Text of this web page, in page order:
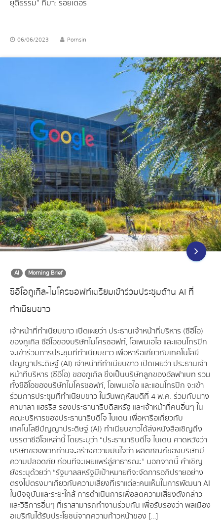
ยุติธรรม” ที่มา: รอยเตอร์
06/06/2023 Pornsin
AI Morning Brief
ซีอีโอกูเกิล-ไมโครซอฟท์เตรียมเข้าร่วมประชุมด้าน AI ที่
ทำเนียบขาว
เจ้าหน้าที่ทำเนียบขาว เปิดเผยว่า ประธานเจ้าหน้าที่บริหาร (ซีอีโอ)
ของกูเกิล ซีอีโอของบริษัทไมโครซอฟท์, โอเพนเอไอ และแอนโทรปิก
จะเข้าร่วมการประชุมที่ทำเนียบขาว เพื่อหารือเกี่ยวกับเทคโนโลยี
ปัญญาประดิษฐ์ (AI) เจ้าหน้าที่ทำเนียบขาว เปิดเผยว่า ประธานเจ้า
หน้าที่บริหาร (ซีอีโอ) ของกูเกิล ซึ่งเป็นบริษัทลูกของอัลฟาเบท รวม
ทั้งซีอีโอของบริษัทไมโครซอฟท์, โอเพนเอไอ และแอนโทรปิก จะเข้า
ร่วมการประชุมที่ทำเนียบขาว ในวันพฤหัสบดีที่ 4 พ.ค. ร่วมกับนาง
คามาลา แฮร์ริส รองประธานาธิบดีสหรัฐ และเจ้าหน้าที่คนอื่นๆ ใน
คณะบริหารของประธานาธิบดีโจ ไบเดน เพื่อหารือเกี่ยวกับ
เทคโนโลยีปัญญาประดิษฐ์ (AI) ทำเนียบขาวได้ส่งหนังสือเชิญถึง
บรรดาซีอีโอเหล่านี้ โดยระบุว่า “ประธานาธิบดีโจ ไบเดน คาดหวังว่า
บริษัทของพวกท่านจะสร้างความมั่นใจว่า ผลิตภัณฑ์ของบริษัทมี
ความปลอดภัย ก่อนที่จะเผยแพร่สู่สาธารณะ” นอกจากนี้ คำเชิญ
ยังระบุด้วยว่า “รัฐบาลสหรัฐมีเป้าหมายที่จะจัดการอภิปรายอย่าง
ตรงไปตรงมาเกี่ยวกับความเสี่ยงที่เราแต่ละคนเห็นในการพัฒนา AI
ในปัจจุบันและระยะใกล้ การดำเนินการเพื่อลดความเสี่ยงดังกล่าว
และวิธีการอื่นๆ ที่เราสามารถทำงานร่วมกัน เพื่อรับรองว่า พลเมือง
อเมริกันได้รับประโยชน์จากความก้าวหน้าของ […]